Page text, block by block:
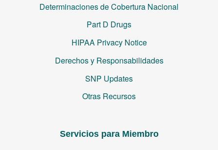
Determinaciones de Cobertura Nacional
Part D Drugs
HIPAA Privacy Notice
Derechos y Responsabilidades
SNP Updates
Otras Recursos
Servicios para Miembro